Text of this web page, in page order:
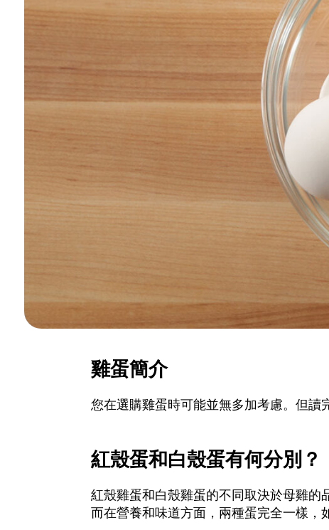
雞蛋簡介
您在選購雞蛋時可能並無多加考慮。但讀
紅殼蛋和白殼蛋有何分別？
紅殼雞蛋和白殼雞蛋的不同取決於母雞的
而在營養和味道方面，兩種蛋完全一樣，